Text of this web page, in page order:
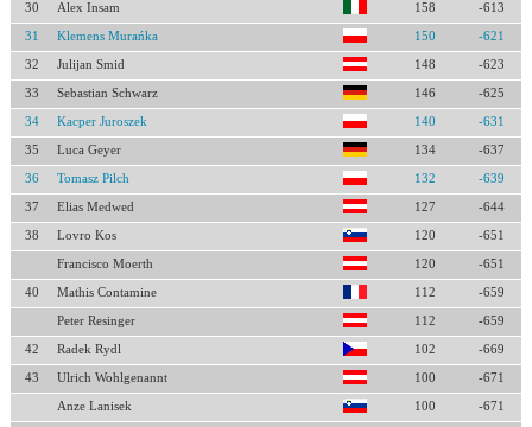
30 Alex Insam 158 -613
31 Klemens Murańka 150 -621
32 Julijan Smid 148 -623
33 Sebastian Schwarz 146 -625
34 Kacper Juroszek 140 -631
35 Luca Geyer 134 -637
36 Tomasz Pilch 132 -639
37 Elias Medwed 127 -644
38 Lovro Kos 120 -651
Francisco Moerth 120 -651
40 Mathis Contamine 112 -659
Peter Resinger 112 -659
42 Radek Rydl 102 -669
43 Ulrich Wohlgenannt 100 -671
Anze Lanisek 100 -671